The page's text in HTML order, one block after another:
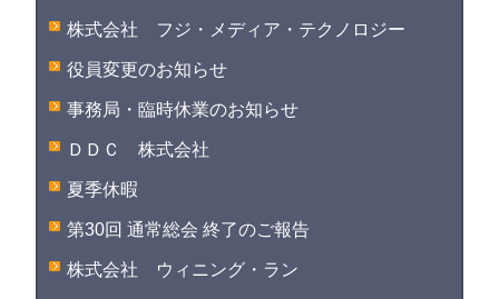
株式会社 フジ・メディア・テクノロジー
役員変更のお知らせ
事務局・臨時休業のお知らせ
ＤＤＣ 株式会社
夏季休暇
第30回 通常総会 終了のご報告
株式会社 ウィニング・ラン